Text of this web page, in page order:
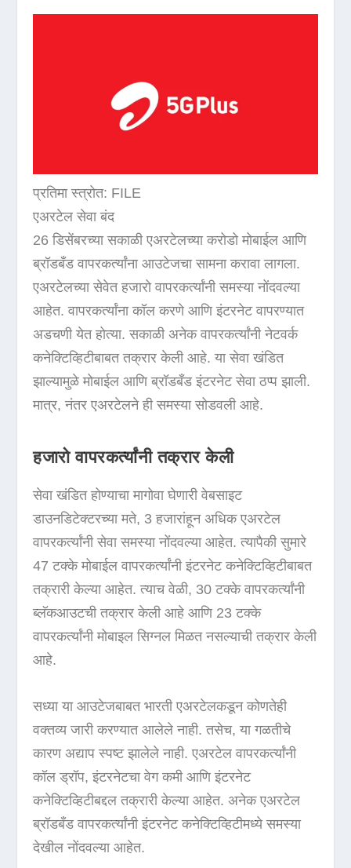
प्रतिमा स्त्रोत: FILE
एअरटेल सेवा बंद
26 डिसेंबरच्या सकाळी एअरटेलच्या करोडो मोबाईल आणि
ब्रॉडबँड वापरकर्त्यांना आउटेजचा सामना करावा लागला.
एअरटेलच्या सेवेत हजारो वापरकर्त्यांनी समस्या नोंदवल्या
आहेत. वापरकर्त्यांना कॉल करणे आणि इंटरनेट वापरण्यात
अडचणी येत होत्या. सकाळी अनेक वापरकर्त्यांनी नेटवर्क
कनेक्टिव्हिटीबाबत तक्रार केली आहे. या सेवा खंडित
झाल्यामुळे मोबाईल आणि ब्रॉडबँड इंटरनेट सेवा ठप्प झाली.
मात्र, नंतर एअरटेलने ही समस्या सोडवली आहे.
हजारो वापरकर्त्यांनी तक्रार केली
सेवा खंडित होण्याचा मागोवा घेणारी वेबसाइट
डाउनडिटेक्टरच्या मते, 3 हजारांहून अधिक एअरटेल
वापरकर्त्यांनी सेवा समस्या नोंदवल्या आहेत. त्यापैकी सुमारे
47 टक्के मोबाईल वापरकर्त्यांनी इंटरनेट कनेक्टिव्हिटीबाबत
तक्रारी केल्या आहेत. त्याच वेळी, 30 टक्के वापरकर्त्यांनी
ब्लॅकआउटची तक्रार केली आहे आणि 23 टक्के
वापरकर्त्यांनी मोबाइल सिग्नल मिळत नसल्याची तक्रार केली
आहे.
सध्या या आउटेजबाबत भारती एअरटेलकडून कोणतेही
वक्तव्य जारी करण्यात आलेले नाही. तसेच, या गळतीचे
कारण अद्याप स्पष्ट झालेले नाही. एअरटेल वापरकर्त्यांनी
कॉल ड्रॉप, इंटरनेटचा वेग कमी आणि इंटरनेट
कनेक्टिव्हिटीबद्दल तक्रारी केल्या आहेत. अनेक एअरटेल
ब्रॉडबँड वापरकर्त्यांनी इंटरनेट कनेक्टिव्हिटीमध्ये समस्या
देखील नोंदवल्या आहेत.